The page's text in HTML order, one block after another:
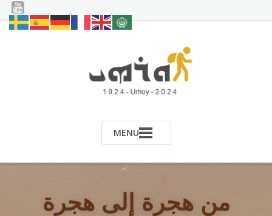
MENU
من هجرة إلى هجرة